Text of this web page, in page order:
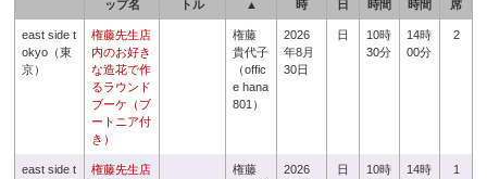
ップ名
トル
▲
時
日
時間
時間
席
east side t
okyo（東
京）
権藤先生店
内のお好き
な造花で作
るラウンド
ブーケ（ブ
ートニア付
き）
権藤
貴代子
（offic
e hana
801）
2026
年8月
30日
日
10時
30分
14時
00分
2
east side t
権藤先生店
権藤
2026
日
10時
14時
1